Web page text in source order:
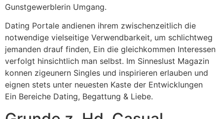
Gunstgewerblerin Umgang.
Dating Portale andienen ihrem zwischenzeitlich die
notwendige vielseitige Verwendbarkeit, um schlichtweg
jemanden drauf finden, Ein die gleichkommen Interessen
verfolgt hinsichtlich man selbst. Im Sinneslust Magazin
konnen zigeunern Singles und inspirieren erlauben und
eignen stets unter neuesten Kaste der Entwicklungen
Ein Bereiche Dating, Begattung & Liebe.